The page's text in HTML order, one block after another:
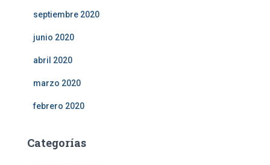
septiembre 2020
junio 2020
abril 2020
marzo 2020
febrero 2020
Categorías